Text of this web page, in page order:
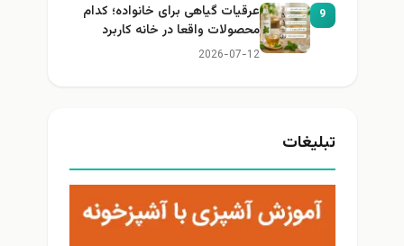
9
عرقیات گیاهی برای خانواده؛ کدام
محصولات واقعا در خانه کاربرد
دارند؟
2026-07-12
تبلیغات